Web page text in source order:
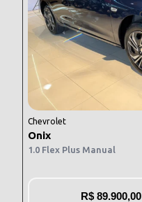
Chevrolet
Onix
1.0 Flex Plus Manual
R$ 89.900,00